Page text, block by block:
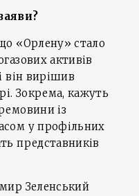
«Орлену» стало
активів
він вирішив
Зокрема, кажуть
із
у профільних
представників
Зеленський